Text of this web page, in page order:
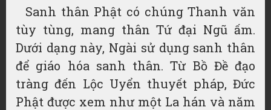
Sanh thân Phật có chúng Thanh văn
tùy tùng, mang thân Tứ đại Ngũ ấm.
Dưới dạng này, Ngài sử dụng sanh thân
để giáo hóa sanh thân. Từ Bồ Đề đạo
tràng đến Lộc Uyển thuyết pháp, Đức
Phật được xem như một La hán và năm